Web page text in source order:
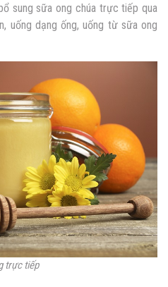
sung sữa ong chúa trực tiếp qua
uống dạng ống, uống từ sữa ong
trực tiếp